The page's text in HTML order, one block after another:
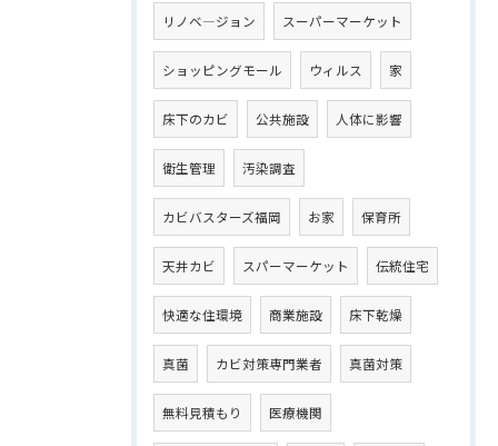
リノベ―ジョン スーパーマーケット
ショッピングモール ウィルス 家
床下のカビ 公共施設 人体に影響
衛生管理 汚染調査
カビバスターズ福岡 お家 保育所
天井カビ スパーマーケット 伝統住宅
快適な住環境 商業施設 床下乾燥
真菌 カビ対策専門業者 真菌対策
無料見積もり 医療機関